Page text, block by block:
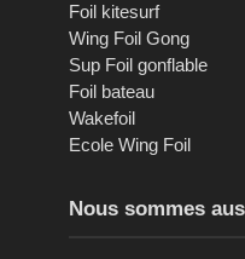
Foil kitesurf
Wing Foil Gong
Sup Foil gonflable
Foil bateau
Wakefoil
Ecole Wing Foil
Nous sommes